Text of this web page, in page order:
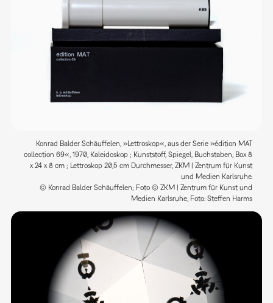
Konrad Balder Schäuffelen, »Lettroskop«, aus der Serie »édition MAT
collection 69«, 1970, Kaleidoskop ; Kunststoff, Spiegel, Buchstaben, Box 8
x 24 x 8 cm ; Lettroskop 20,5 cm Durchmesser, ZKM | Zentrum für Kunst
und Medien Karlsruhe.
© Konrad Balder Schäuffelen; Foto © ZKM | Zentrum für Kunst und
Medien Karlsruhe, Foto: Steffen Harms